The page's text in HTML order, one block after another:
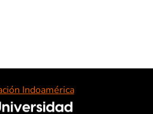
Indoamérica